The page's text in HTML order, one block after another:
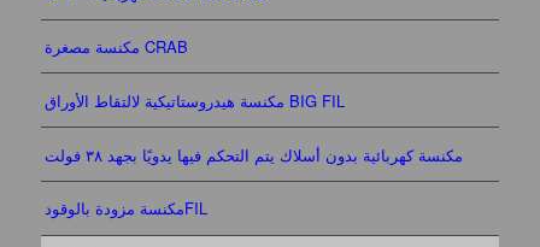
مكنسة مصغرة CRAB
مكنسة هيدروستاتيكية لالتقاط الأوراق BIG FIL
مكنسة كهربائية بدون أسلاك يتم التحكم فيها يدويًا بجهد ٣٨ فولت
مكنسة مزودة بالوقودFIL